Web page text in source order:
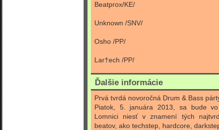
Beatprox/KE/
Unknown /SNV/
Osho /PP/
Lar†ech /PP/
Ďalšie informácie
Prvá tvrdá novoročná Drum & Bass
Piatok, 5. januára 2013, sa bude
Lomnici niesť v znamení tých
beatov, ako techstep, hardcore,